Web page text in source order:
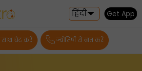
हिंदी Get App
साथ चैट करें ज्योतिषी से बात करें